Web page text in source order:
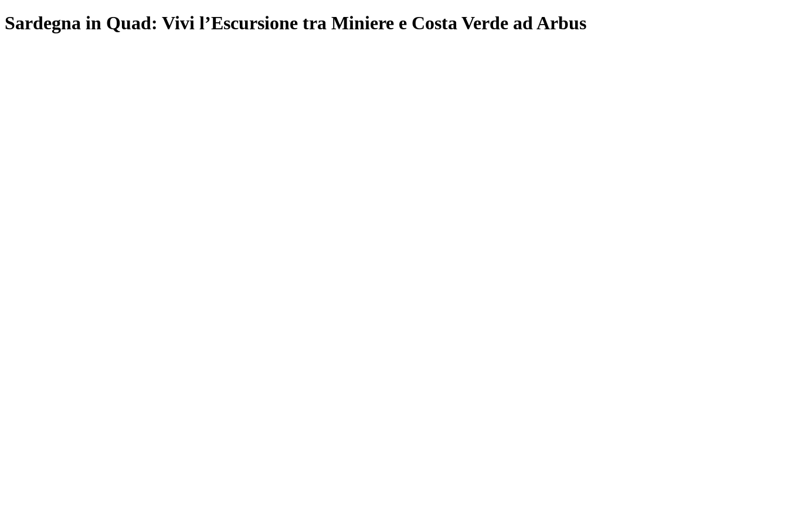
Sardegna in Quad: Vivi l’Escursione tra Miniere e Costa Verde ad Arbus